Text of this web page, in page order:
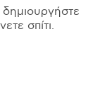
σπίτι.